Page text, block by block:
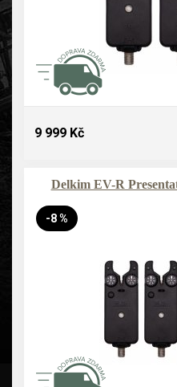
9 999 Kč
Delkim EV-R
-8 %